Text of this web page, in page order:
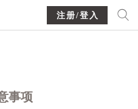
注册/登入
事项